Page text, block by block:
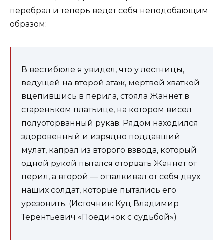
перебрал и теперь ведет себя неподобающим
образом:
В вестибюле я увидел, что у лестницы,
ведущей на второй этаж, мертвой хваткой
вцепившись в перила, стояла Жаннет в
старень­ком платьице, на котором висел
полуоторванный рукав. Рядом находился
здоровенный и изрядно поддавший
мулат, капрал из второго взвода, который
одной рукой пытался ото­рвать Жаннет от
перил, а второй — отталкивал от себя двух
наших солдат, которые пытались его
урезонить. (Источник: Куц Владимир
Терентьевич «Поединок с судьбой»)